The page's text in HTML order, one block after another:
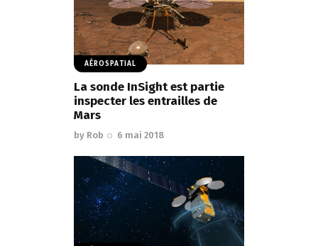
AÉROSPATIAL
La sonde InSight est partie
inspecter les entrailles de
Mars
by Rob 6 mai 2018